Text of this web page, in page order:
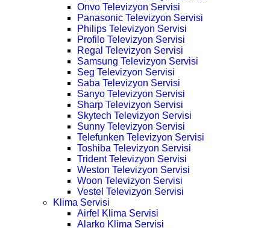
Onvo Televizyon Servisi
Panasonic Televizyon Servisi
Philips Televizyon Servisi
Profilo Televizyon Servisi
Regal Televizyon Servisi
Samsung Televizyon Servisi
Seg Televizyon Servisi
Saba Televizyon Servisi
Sanyo Televizyon Servisi
Sharp Televizyon Servisi
Skytech Televizyon Servisi
Sunny Televizyon Servisi
Telefunken Televizyon Servisi
Toshiba Televizyon Servisi
Trident Televizyon Servisi
Weston Televizyon Servisi
Woon Televizyon Servisi
Vestel Televizyon Servisi
Klima Servisi
Airfel Klima Servisi
Alarko Klima Servisi